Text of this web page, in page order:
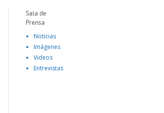
Sala de
Prensa
Noticias
Imágenes
Videos
Entrevistas